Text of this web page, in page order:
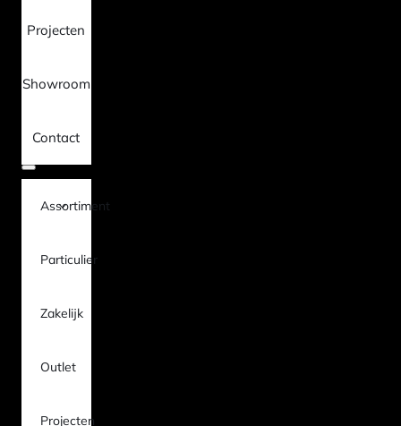
Projecten
Showroom
Contact
Assortiment
Particulier
Zakelijk
Outlet
Projecten